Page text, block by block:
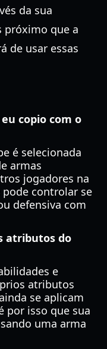
da sua
próximo que a
de usar essas
copio com o
é selecionada
armas
jogadores na
controlar se
defensiva com
atributos do
e
atributos
se aplicam
por isso que sua
uma arma